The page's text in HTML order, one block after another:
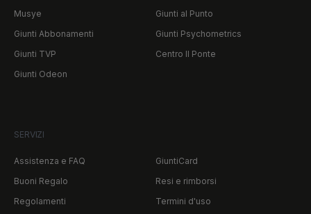
Musye
Giunti al Punto
Giunti Abbonamenti
Giunti Psychometrics
Giunti TVP
Centro Il Ponte
Giunti Odeon
SERVIZI
Assistenza e FAQ
GiuntiCard
Buoni Regalo
Resi e rimborsi
Regolamenti
Termini d'uso